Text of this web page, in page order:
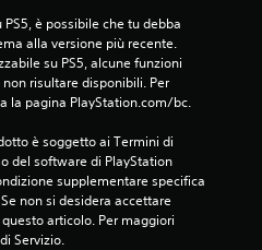
è possibile che tu debba
alla versione più recente.
su PS5, alcune funzioni
risultare disponibili. Per
la pagina PlayStation.com/bc.
è soggetto ai Termini di
del software di PlayStation
supplementare specifica
non si desidera accettare
articolo. Per maggiori
Servizio.